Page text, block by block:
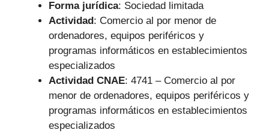
Forma jurídica: Sociedad limitada
Actividad: Comercio al por menor de
ordenadores, equipos periféricos y
programas informáticos en establecimientos
especializados
Actividad CNAE: 4741 – Comercio al por
menor de ordenadores, equipos periféricos y
programas informáticos en establecimientos
especializados